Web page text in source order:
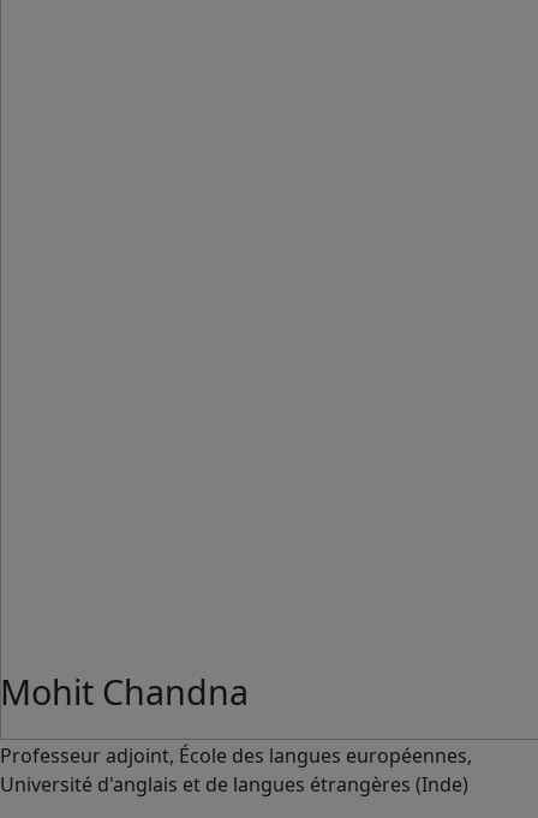
Mohit Chandna
Professeur adjoint, École des langues européennes,
Université d'anglais et de langues étrangères (Inde)